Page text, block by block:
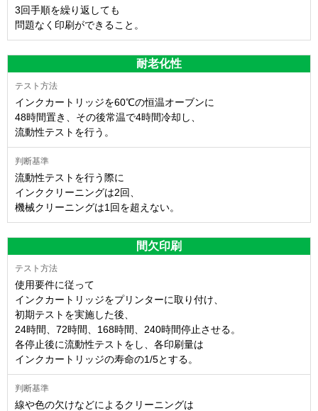
3回手順を繰り返しても
問題なく印刷ができること。
耐老化性
インクカートリッジを60℃の恒温オーブンに
48時間置き、その後常温で4時間冷却し、
流動性テストを行う。
流動性テストを行う際に
インククリーニングは2回、
機械クリーニングは1回を超えない。
間欠印刷
使用要件に従って
インクカートリッジをプリンターに取り付け、
初期テストを実施した後、
24時間、72時間、168時間、240時間停止させる。
各停止後に流動性テストをし、各印刷量は
インクカートリッジの寿命の1/5とする。
線や色の欠けなどによるクリーニングは